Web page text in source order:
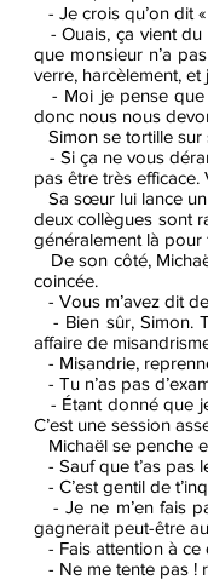
- Je crois qu’on dit
- Ouais, ça vient du
que monsieur n’a
verre, harcèlement,
- Moi je pense que
donc nous nous
Simon se tortille sur
- Si ça ne vous
pas être très
Sa sœur lui lance un
deux collègues sont
généralement là pour
De son côté,
coincée.
- Vous m’avez dit
- Bien sûr, Simon.
affaire de
- Misandrie,
- Tu n’as pas
- Étant donné que
C’est une session
Michaël se penche
- Sauf que t’as pas
- C’est gentil de
- Je ne m’en fais
gagnerait peut-être
- Fais attention à ce
- Ne me tente pas !